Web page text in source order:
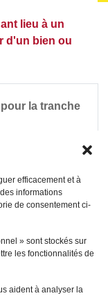
efficacement et à
informations
de consentement ci-
» sont stockés sur
les fonctionnalités de
aident à analyser la
lieu à un
d'un bien ou
la tranche
modificative.
de
le